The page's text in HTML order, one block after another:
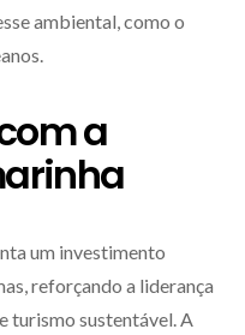
ambiental, como o
a
um investimento
reforçando a liderança
turismo sustentável. A